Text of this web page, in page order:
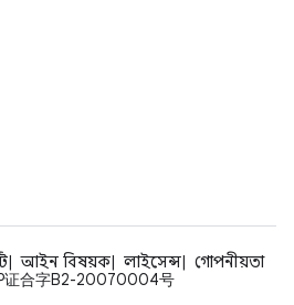
আইন বিষয়ক লাইসেন্স
গোপনীয়তা
证合字B2-20070004号